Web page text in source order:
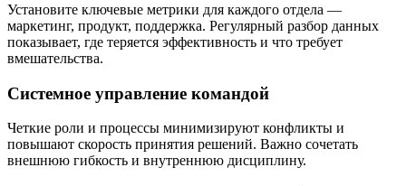
Установите ключевые метрики для каждого отдела —
маркетинг, продукт, поддержка. Регулярный разбор данных
показывает, где теряется эффективность и что требует
вмешательства.
Системное управление командой
Четкие роли и процессы минимизируют конфликты и
повышают скорость принятия решений. Важно сочетать
внешнюю гибкость и внутреннюю дисциплину.